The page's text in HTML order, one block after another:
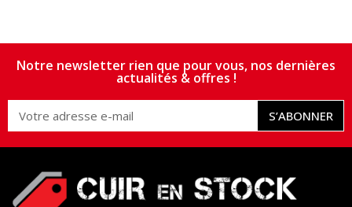
Notre newsletter rien que pour vous, nos dernières
actualités & offres !
S’ABONNER